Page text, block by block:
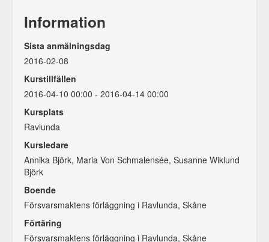
Information
Sista anmälningsdag
2016-02-08
Kurstillfällen
2016-04-10 00:00 - 2016-04-14 00:00
Kursplats
Ravlunda
Kursledare
Annika Björk, Maria Von Schmalensée, Susanne Wiklund
Björk
Boende
Försvarsmaktens förläggning i Ravlunda, Skåne
Förtäring
Försvarsmaktens förläggning i Ravlunda, Skåne